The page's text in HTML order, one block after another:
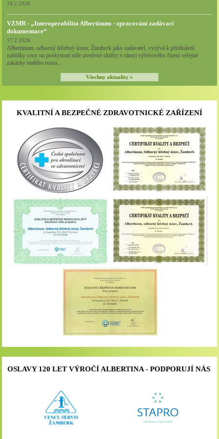
18.2.2026
VZMR - „Interoperabilita Albertinum - zpracování zadávací
dokumentace“
17.2.2026
Albertinum, odborný léčebný ústav, Žamberk jako zadavatel, vyzývá k předložení
nabídky ceny na poskytnutí níže uvedené služby v rámci výběrového řízení veřejné
zakázky malého rozsa...
Všechny aktuality »
KVALITNÍ A BEZPEČNÉ ZDRAVOTNICKÉ ZAŘÍZENÍ
OSLAVY 120 LET VÝROČÍ ALBERTINA - PODPORUJÍ NÁS